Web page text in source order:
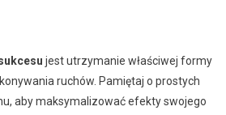
jest utrzymanie właściwej formy
ruchów. Pamiętaj o prostych
aby maksymalizować efekty swojego